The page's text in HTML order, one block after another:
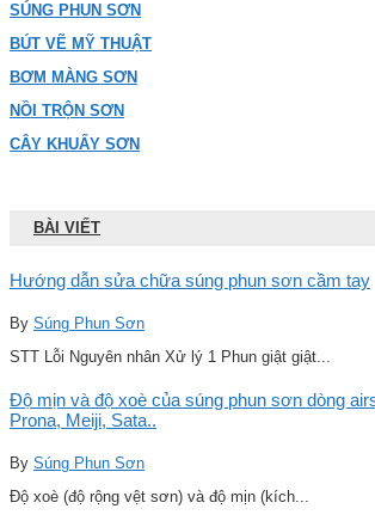
SÚNG PHUN SƠN
BÚT VẼ MỸ THUẬT
BƠM MÀNG SƠN
NỒI TRỘN SƠN
CÂY KHUẤY SƠN
BÀI VIẾT
Hướng dẫn sửa chữa súng phun sơn cầm tay
By Súng Phun Sơn
STT Lỗi Nguyên nhân Xử lý 1 Phun giật giật...
Độ mịn và độ xoè của súng phun sơn dòng
Prona, Meiji, Sata..
By Súng Phun Sơn
Độ xoè (độ rộng vệt sơn) và độ mịn (kích...